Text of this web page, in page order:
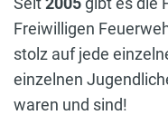
Freiwilligen
stolz auf jede
einzelnen
waren und sind!